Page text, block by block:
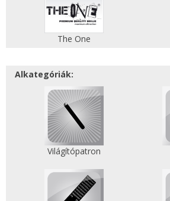
The One
Alkategóriák:
Világítópatron